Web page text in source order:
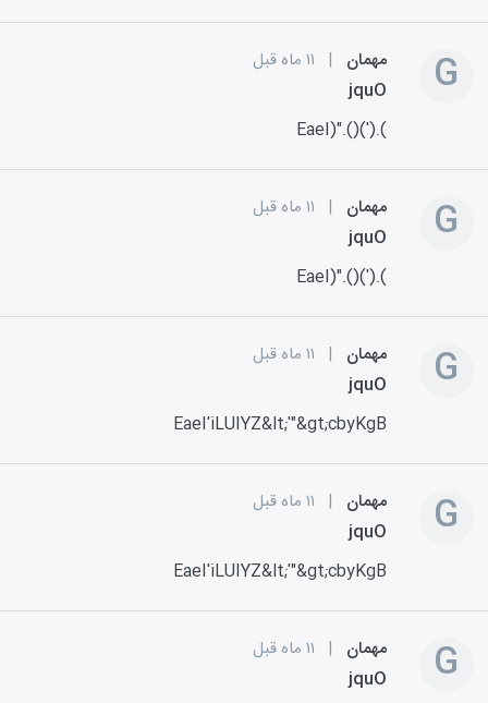
G مهمان | ۱۱ ماه قبل
jquO
EaeI)".()(').(
G مهمان | ۱۱ ماه قبل
jquO
EaeI)".()(').(
G مهمان | ۱۱ ماه قبل
jquO
EaeI'iLUIYZ&lt;'"&gt;cbyKgB
G مهمان | ۱۱ ماه قبل
jquO
EaeI'iLUIYZ&lt;'"&gt;cbyKgB
G مهمان | ۱۱ ماه قبل
jquO